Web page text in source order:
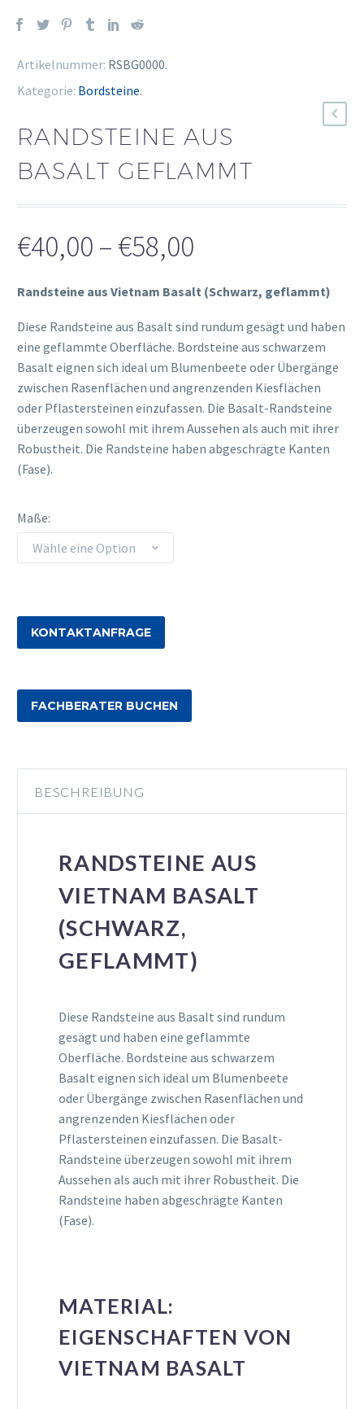
Artikelnummer: RSBG0000.
Kategorie: Bordsteine.
RANDSTEINE AUS
BASALT GEFLAMMT
€40,00 – €58,00
bis
€58,00
Randsteine aus Vietnam Basalt (Schwarz, geflammt)
Diese Randsteine aus Basalt sind rundum gesägt und haben
eine geflammte Oberfläche. Bordsteine aus schwarzem
Basalt eignen sich ideal um Blumenbeete oder Übergänge
zwischen Rasenflächen und angrenzenden Kiesflächen
oder Pflastersteinen einzufassen. Die Basalt-Randsteine
überzeugen sowohl mit ihrem Aussehen als auch mit ihrer
Robustheit. Die Randsteine haben abgeschrägte Kanten
(Fase).
Maße
Wähle eine Option
KONTAKTANFRAGE
FACHBERATER BUCHEN
BESCHREIBUNG
RANDSTEINE AUS
VIETNAM BASALT
(SCHWARZ,
GEFLAMMT)
Diese Randsteine aus Basalt sind rundum
gesägt und haben eine geflammte
Oberfläche. Bordsteine aus schwarzem
Basalt eignen sich ideal um Blumenbeete
oder Übergänge zwischen Rasenflächen und
angrenzenden Kiesflächen oder
Pflastersteinen einzufassen. Die Basalt-
Randsteine überzeugen sowohl mit ihrem
Aussehen als auch mit ihrer Robustheit. Die
Randsteine haben abgeschrägte Kanten
(Fase).
MATERIAL:
EIGENSCHAFTEN VON
VIETNAM BASALT